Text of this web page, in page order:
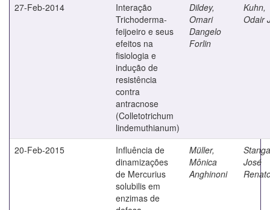
27-Feb-2014
Interação
Trichoderma-
feijoeiro e seus
efeitos na
fisiologia e
indução de
resistência
contra
antracnose
(Colletotrichum
lindemuthianum)
Dildey,
Omari
Dangelo
Forlin
Kuhn,
Odair
20-Feb-2015
Influência de
dinamizações
de Mercurius
solubilis em
enzimas de
Müller,
Mônica
Anghinoni
José